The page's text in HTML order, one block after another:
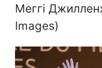
Меггі
Images)